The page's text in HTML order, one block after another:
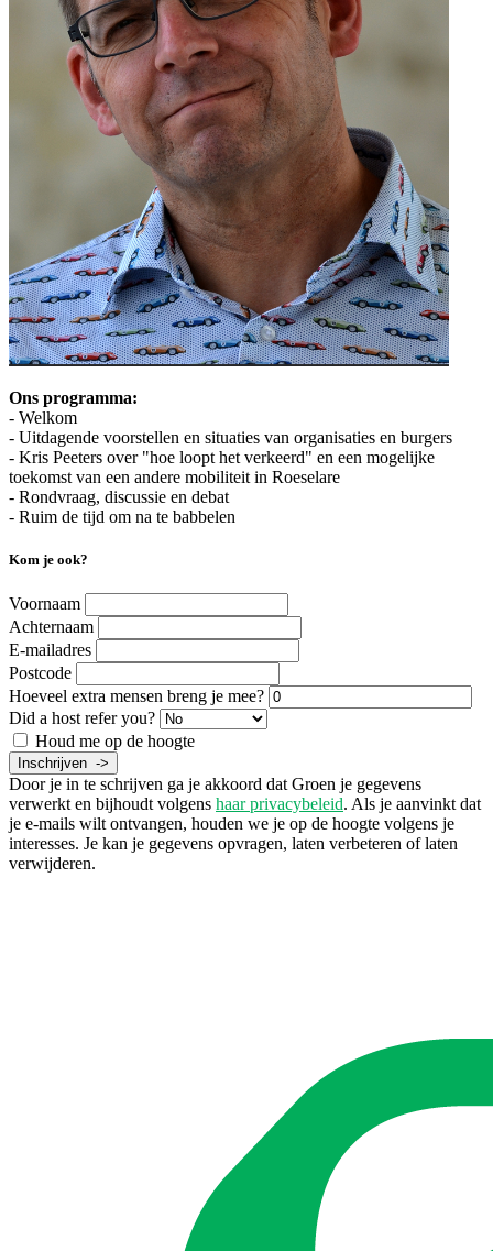
Ons programma:
- Welkom
- Uitdagende voorstellen en situaties van organisaties en burgers
- Kris Peeters over "hoe loopt het verkeerd" en een mogelijke
toekomst van een andere mobiliteit in Roeselare
- Rondvraag, discussie en debat
- Ruim de tijd om na te babbelen
Kom je ook?
Voornaam
Achternaam
E-mailadres
Postcode
Hoeveel extra mensen breng je mee?
Did a host refer you?
Houd me op de hoogte
Door je in te schrijven ga je akkoord dat Groen je gegevens
verwerkt en bijhoudt volgens haar privacybeleid. Als je aanvinkt dat
je e-mails wilt ontvangen, houden we je op de hoogte volgens je
interesses. Je kan je gegevens opvragen, laten verbeteren of laten
verwijderen.